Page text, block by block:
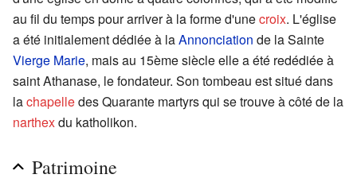
au fil du temps pour arriver à la forme d'unecroix. L'église
a été initialement dédiée à laAnnonciation de la Sainte
Vierge Marie, mais au 15ème siècle elle a été redédiée à
saint Athanase, le fondateur. Son tombeau est situé dans
lachapelledes Quarante martyrs qui se trouve à côté de la
narthexdu katholikon.
Patrimoine